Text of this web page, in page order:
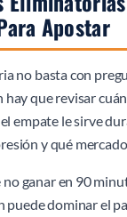
Apostar
no basta con
hay que revisar
empate le sirve
y qué
ganar en 90
puede dominar el